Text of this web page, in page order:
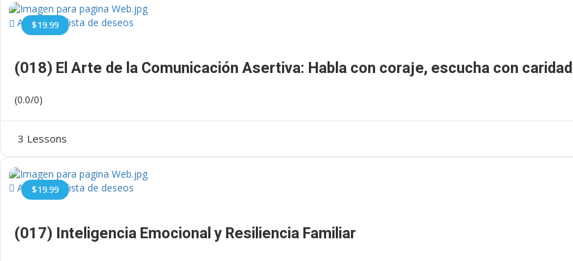
$19.99
Añadir a la lista de deseos
(018) El Arte de la Comunicación Asertiva: Habla con coraje, escucha con caridad
(0.0/0)
3 Lessons
$19.99
Añadir a la lista de deseos
(017) Inteligencia Emocional y Resiliencia Familiar